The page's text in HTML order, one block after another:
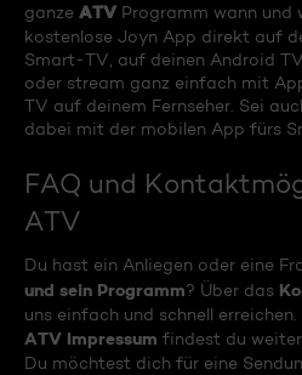
ganze ATV Programm wann und
kostenlose Joyn App direkt auf
Smart-TV, auf deinen Android
oder stream ganz einfach mit
TV auf deinem Fernseher. Sei
dabei mit der mobilen App fürs
FAQ und
ATV
Du hast ein Anliegen oder eine
und sein Programm? Über das
uns einfach und schnell erreichen.
ATV Impressum findest du
Du möchtest dich für eine